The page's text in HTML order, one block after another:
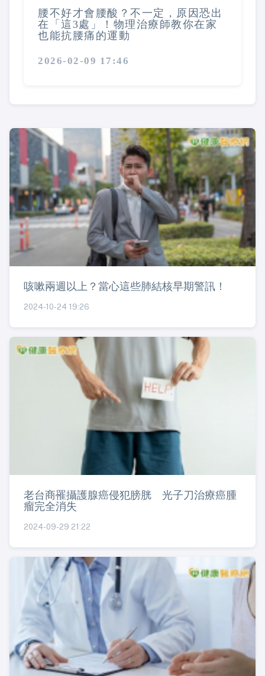
腰不好才會腰酸？不一定，原因恐出
在「這3處」！物理治療師教你在家
也能抗腰痛的運動
2026-02-09 17:46
咳嗽兩週以上？當心這些肺結核早期警訊！
2024-10-24 19:26
老台商罹攝護腺癌侵犯膀胱 光子刀治療癌腫
瘤完全消失
2024-09-29 21:22